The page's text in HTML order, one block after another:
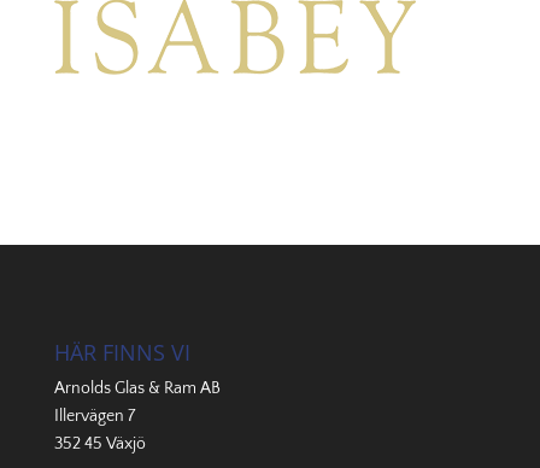
HÄR FINNS VI
Arnolds Glas & Ram AB
Illervägen 7
352 45 Växjö